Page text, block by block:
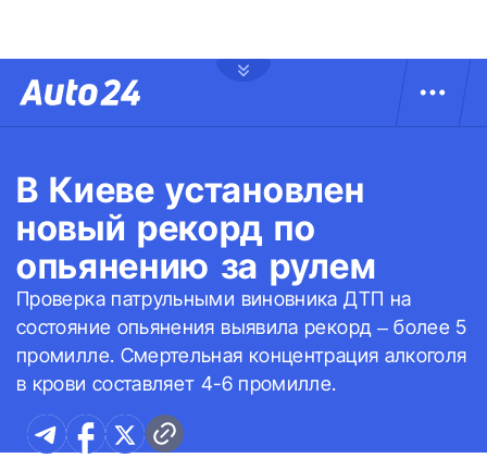
В Киеве установлен
новый рекорд по
опьянению за рулем
Проверка патрульными виновника ДТП на
состояние опьянения выявила рекорд – более 5
промилле. Смертельная концентрация алкоголя
в крови составляет 4-6 промилле.